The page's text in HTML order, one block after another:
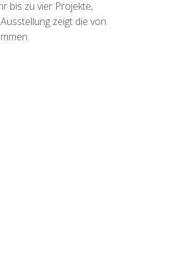
bis zu vier Projekte,
zeigt die von